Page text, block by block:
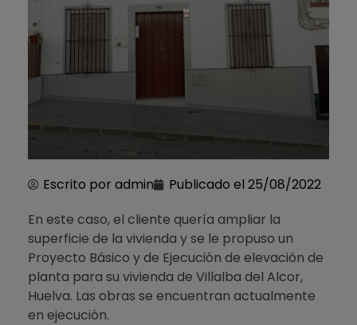
Escrito por admin Publicado el 25/08/2022
En este caso, el cliente quería ampliar la
superficie de la vivienda y se le propuso un
Proyecto Básico y de Ejecución de elevación de
planta para su vivienda de Villalba del Alcor,
Huelva. Las obras se encuentran actualmente
en ejecución.